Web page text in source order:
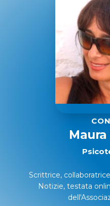
Scrittrice,
Notizie, testata